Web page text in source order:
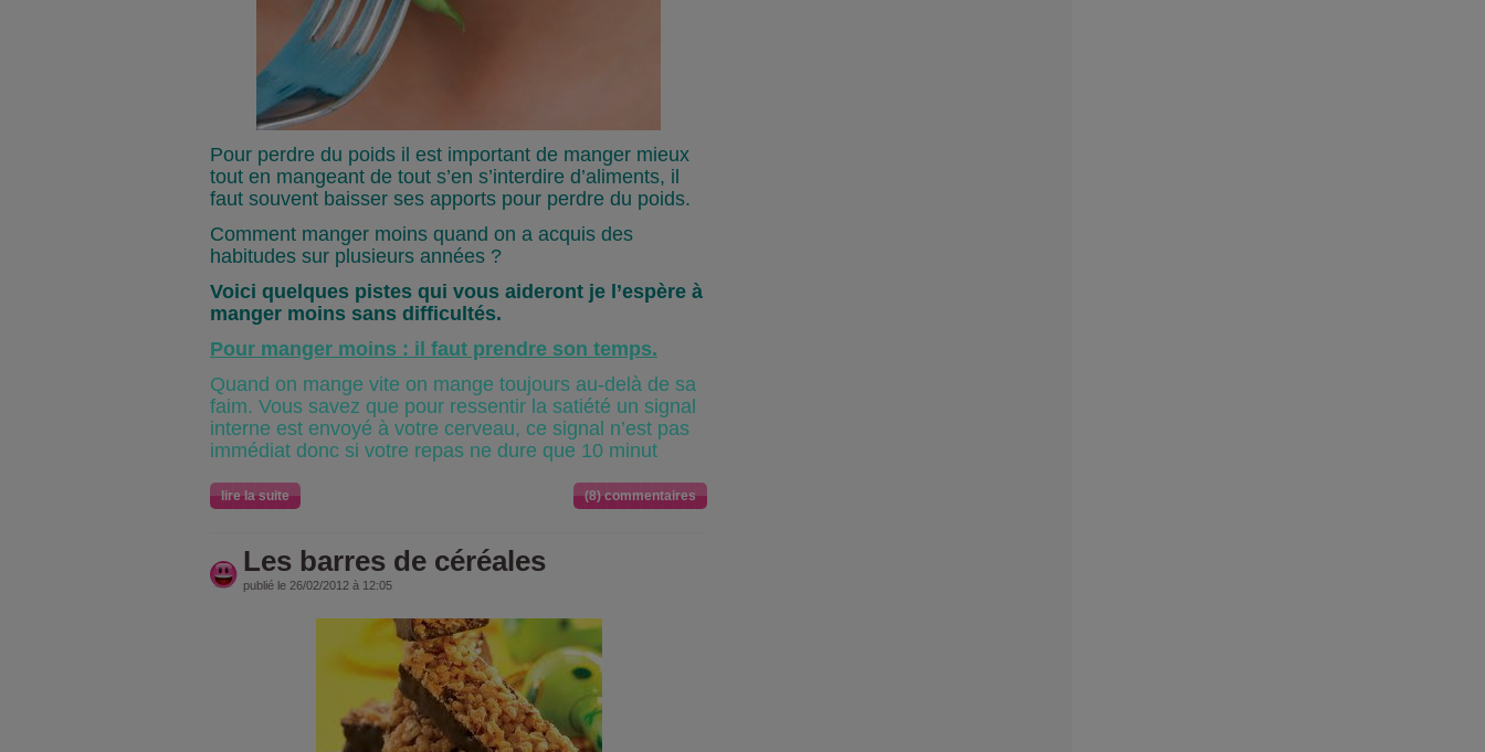
Pour perdre du poids il est important de manger mieux
tout en mangeant de tout s’en s’interdire d’aliments, il
faut souvent baisser ses apports pour perdre du poids.
Comment manger moins quand on a acquis des
habitudes sur plusieurs années ?
Voici quelques pistes qui vous aideront je l’espère à
manger moins sans difficultés.
Pour manger moins : il faut prendre son temps.
Quand on mange vite on mange toujours au-delà de sa
faim. Vous savez que pour ressentir la satiété un signal
interne est envoyé à votre cerveau, ce signal n’est pas
immédiat donc si votre repas ne dure que 10 minut
lire la suite (8) commentaires
Les barres de céréales
publié le 26/02/2012 à 12:05